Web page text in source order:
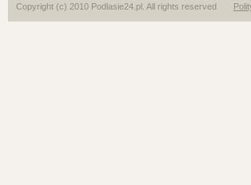
Copyright (c) 2010 Podlasie24.pl. All rights reserved